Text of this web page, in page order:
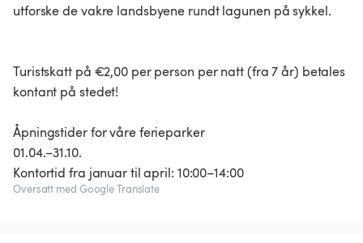
utforske de vakre landsbyene rundt lagunen på sykkel.
Turistskatt på €2,00 per person per natt (fra 7 år) betales
kontant på stedet!
Åpningstider for våre ferieparker
01.04.–31.10.
Kontortid fra januar til april: 10:00–14:00
Oversatt med Google Translate